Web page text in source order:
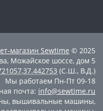
магазин Sewtime © 2025
, Можайское шоссе, дом 5
,37.442753 (С.Ш., В.Д.)
Мы работаем Пн-Пт 09-18
почта: info@sewtime.ru
, вышивальные машины,